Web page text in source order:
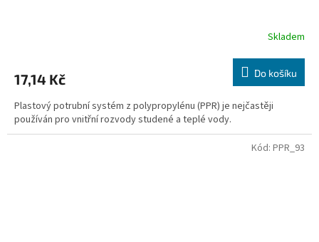
Skladem
17,14 Kč Do košíku
Plastový potrubní systém z polypropylénu (PPR) je nejčastěji
používán pro vnitřní rozvody studené a teplé vody.
Kód: PPR_93